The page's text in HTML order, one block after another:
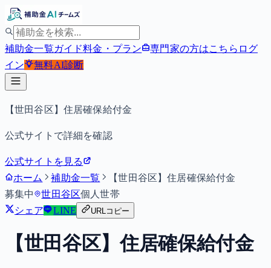
補助金一覧ガイド料金・プラン 専門家の方はこちら ログ
イン
無料AI診断
【世田谷区】住居確保給付金
公式サイトで詳細を確認
公式サイトを見る
ホーム
補助金一覧
【世田谷区】住居確保給付金
募集中
世田谷区個人世帯
シェア
LINE URLコピー
【世田谷区】住居確保給付金